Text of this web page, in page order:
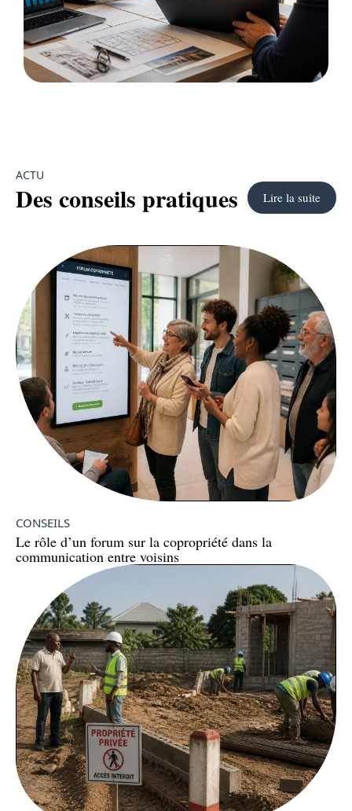
ACTU
Des conseils pratiques Lire la suite
CONSEILS
Le rôle d’un forum sur la copropriété dans la
communication entre voisins